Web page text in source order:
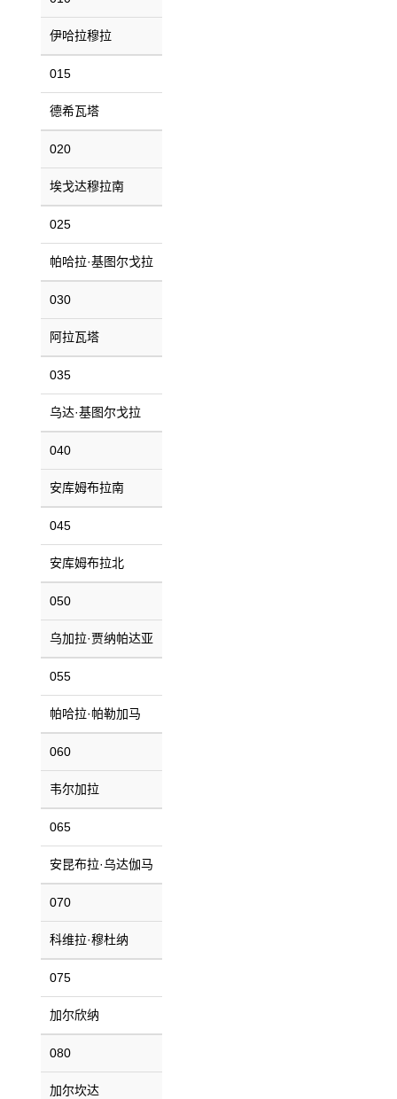
伊哈拉穆拉
015
德希瓦塔
020
埃戈达穆拉南
025
帕哈拉·基图尔戈拉
030
阿拉瓦塔
035
乌达·基图尔戈拉
040
安库姆布拉南
045
安库姆布拉北
050
乌加拉·贾纳帕达亚
055
帕哈拉·帕勒加马
060
韦尔加拉
065
安昆布拉·乌达伽马
070
科维拉·穆杜纳
075
加尔欣纳
080
加尔坎达